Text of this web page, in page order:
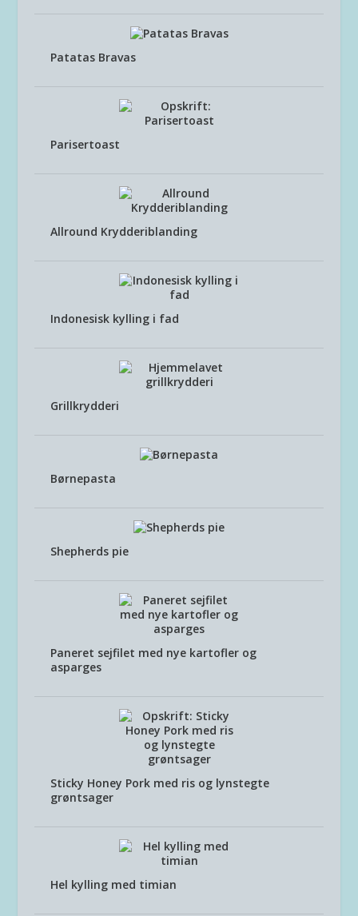
Patatas Bravas
Parisertoast
Allround Krydderiblanding
Indonesisk kylling i fad
Grillkrydderi
Børnepasta
Shepherds pie
Paneret sejfilet med nye kartofler og
asparges
Sticky Honey Pork med ris og lynstegte
grøntsager
Hel kylling med timian